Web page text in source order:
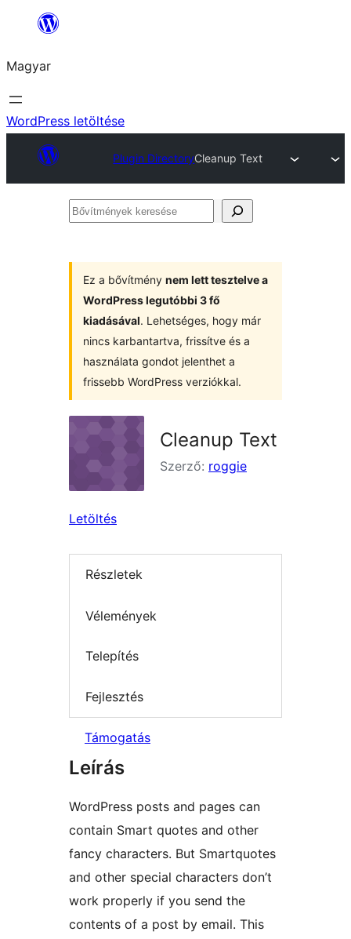
Ugrás
tartalomhoz
Magyar
WordPress letöltése
Plugin DirectoryCleanup Text
Bővítmények
Ez a bővítmény nem lett tesztelve a
WordPress legutóbbi 3 fő
kiadásával. Lehetséges, hogy már
nincs karbantartva, frissítve és a
használata gondot jelenthet a
frissebb WordPress verziókkal.
Cleanup Text
Szerző: roggie
Letöltés
Részletek
Vélemények
Telepítés
Fejlesztés
Támogatás
Leírás
WordPress posts and pages can
contain Smart quotes and other
fancy characters. But Smartquotes
and other special characters don’t
work properly if you send the
contents of a post by email. This